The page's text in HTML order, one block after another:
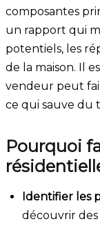
composantes
un rapport qui
potentiels, les
de la maison. Il
vendeur peut
ce qui sauve du
Pourquoi
Identifier les
découvrir